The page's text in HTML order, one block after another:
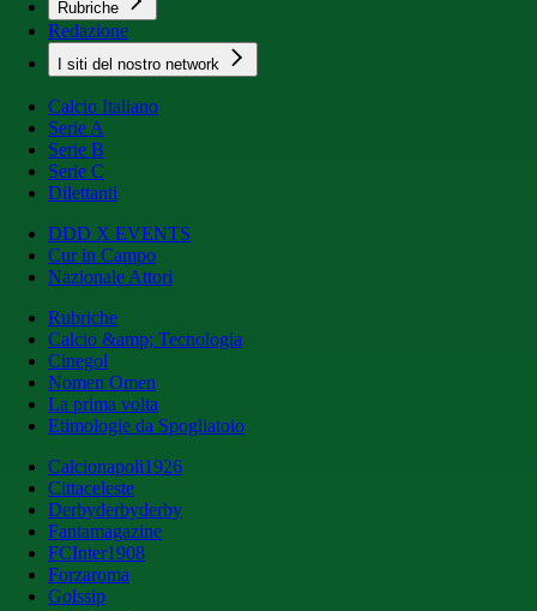
Rubriche
Redazione
I siti del nostro network
Calcio Italiano
Serie A
Serie B
Serie C
Dilettanti
DDD X EVENTS
Cur in Campo
Nazionale Attori
Rubriche
Calcio &amp; Tecnologia
Cinegol
Nomen Omen
La prima volta
Etimologie da Spogliatoio
Calcionapoli1926
Cittaceleste
Derbyderbyderby
Fantamagazine
FCInter1908
Forzaroma
Golssip